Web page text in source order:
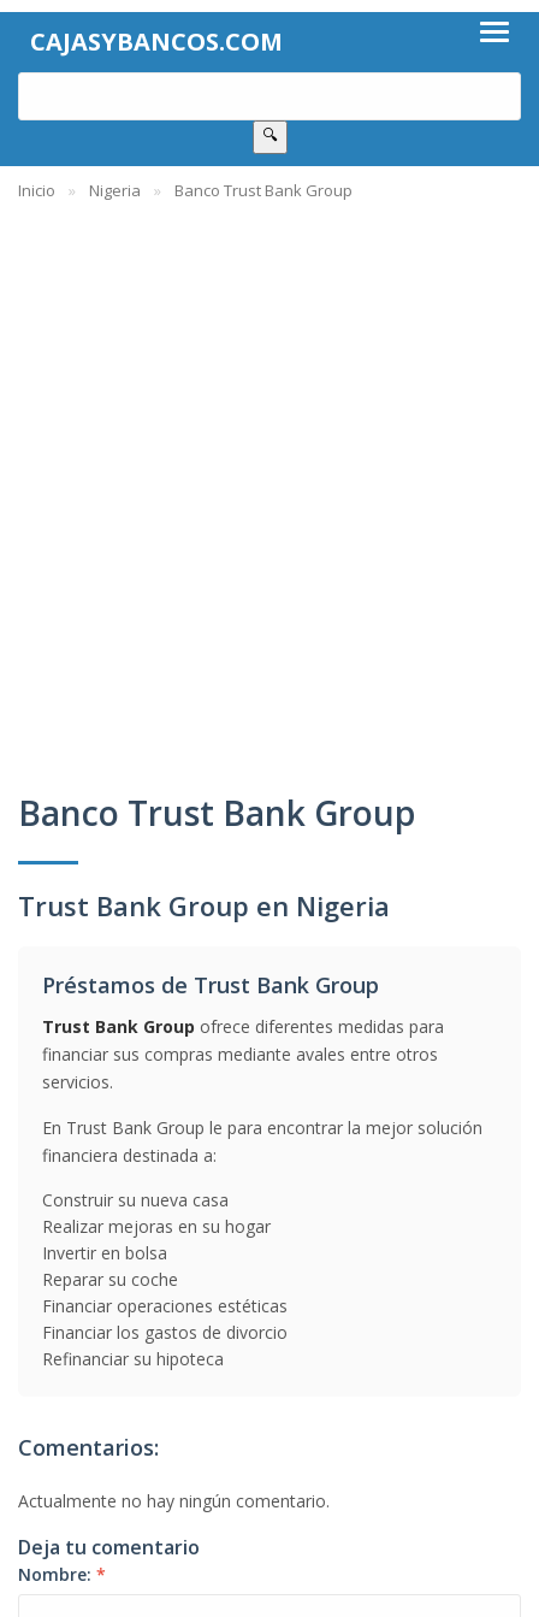
CAJASYBANCOS.COM
🔍
Inicio Nigeria Banco Trust Bank Group
Banco Trust Bank Group
Trust Bank Group en Nigeria
Préstamos de Trust Bank Group
Trust Bank Group ofrece diferentes medidas para
financiar sus compras mediante avales entre otros
servicios.
En Trust Bank Group le para encontrar la mejor solución
financiera destinada a:
Construir su nueva casa
Realizar mejoras en su hogar
Invertir en bolsa
Reparar su coche
Financiar operaciones estéticas
Financiar los gastos de divorcio
Refinanciar su hipoteca
Comentarios:
Actualmente no hay ningún comentario.
Deja tu comentario
Nombre: *